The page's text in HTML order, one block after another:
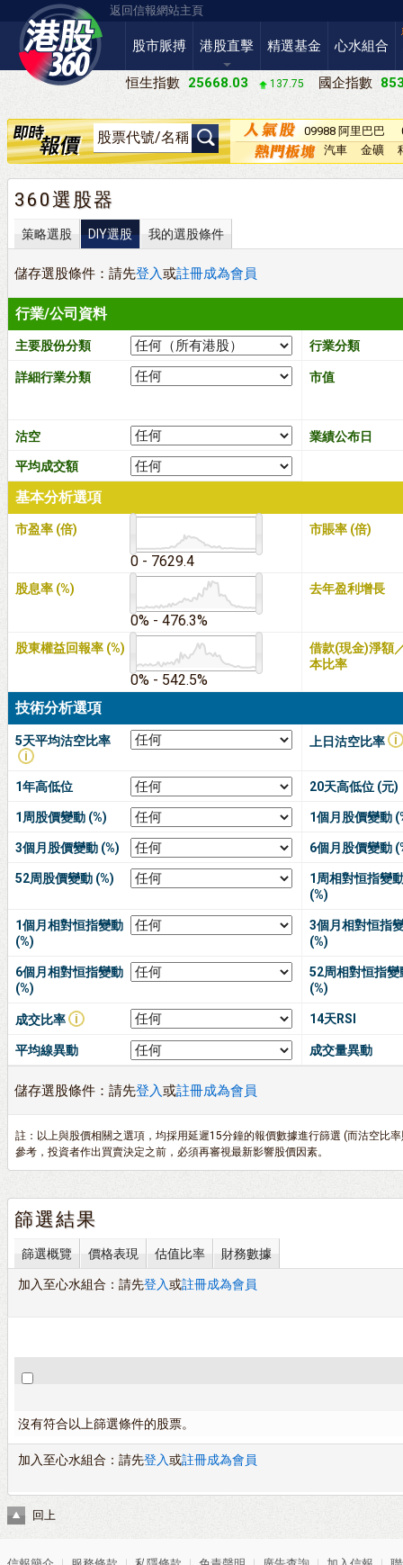
返回信報網站主頁
股市脈搏 港股直擊 精選基金 心水組合
恒生指數 25668.03 137.75 國企指數
09988 阿里巴巴
－Ｗ汽車
金礦
360選股器
策略選股 DIY選股 我的選股條件
儲存選股條件：請先登入或註冊成為會員
行業/公司資料
主要股份分類 行業分類
詳細行業分類 市值
沽空 業績公布日
平均成交額
基本分析選項
市盈率 (倍)
0 - 7629.4
市賬率 (倍)
股息率 (%)
0% - 476.3%
去年盈利增長
股東權益回報率 (%)
0% - 542.5%
借款(現金)淨額
本比率
技術分析選項
5天平均沽空比率 上日沽空比率
1年高低位 20天高低位 (元)
1周股價變動 (%) 1個月股價變動
3個月股價變動 (%) 6個月股價變動
52周股價變動 (%)
1周相對恒指變
(%)
1個月相對恒指變動
(%)
3個月相對恒指
(%)
6個月相對恒指變動
(%)
52周相對恒指變
(%)
成交比率 14天RSI
平均線異動 成交量異動
儲存選股條件：請先登入或註冊成為會員
註：以上與股價相關之選項，均採用延遲15分鐘的報價數據進行篩選 (而沽空比
參考，投資者作出買賣決定之前，必須再審視最新影響股價因素。
篩選結果
篩選概覽 價格表現 估值比率 財務數據
加入至心水組合：請先登入或註冊成為會員
沒有符合以上篩選條件的股票。
加入至心水組合：請先登入或註冊成為會員
回上